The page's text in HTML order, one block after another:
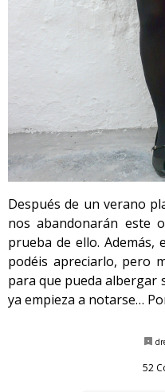
Después de un verano
nos abandonarán este
prueba de ello. Además,
podéis apreciarlo, pero
para que pueda albergar
ya empieza a notarse…
52